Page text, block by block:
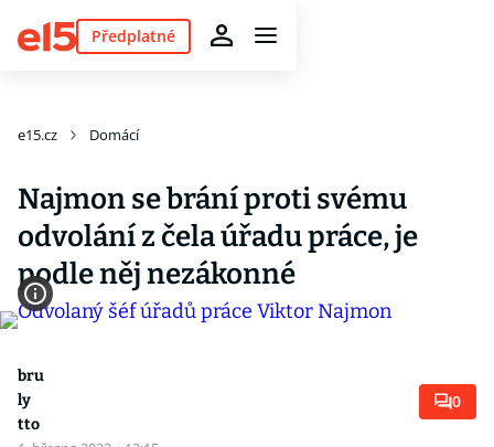
Předplatné
e15.cz Domácí
Najmon se brání proti svému
odvolání z čela úřadu práce, je
podle něj nezákonné
bru
ly
tto
0